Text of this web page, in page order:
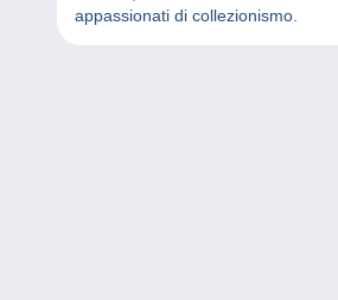
appassionati di collezionismo.